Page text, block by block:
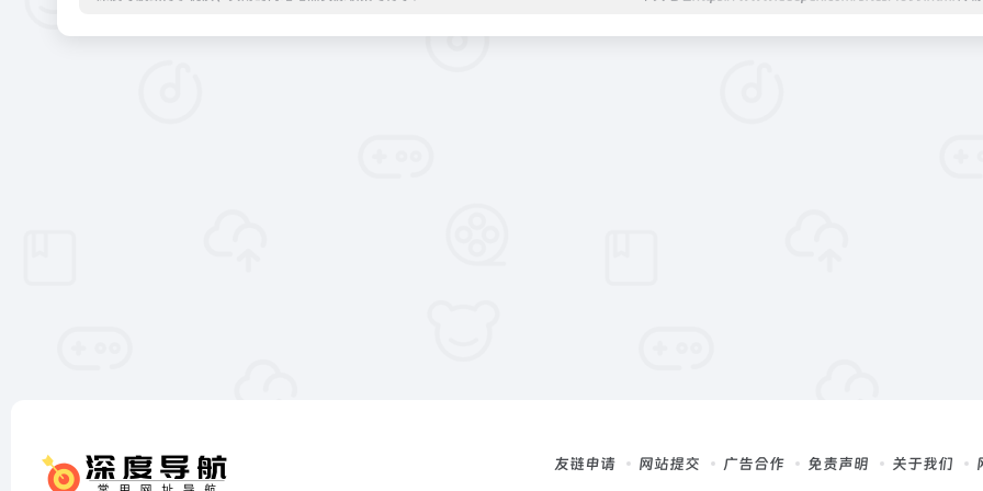
友链申请 网站提交 广告合作 免责声明 关于我们